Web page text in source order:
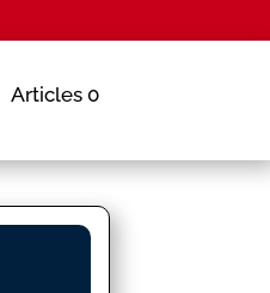
Articles 0